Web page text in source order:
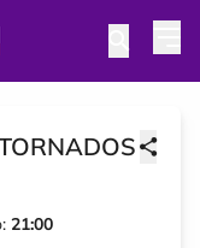
21:00